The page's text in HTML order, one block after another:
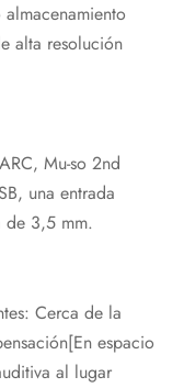
alta resolución
Mu-so 2nd
una entrada
de 3,5 mm.
Cerca de la
espacio
al lugar